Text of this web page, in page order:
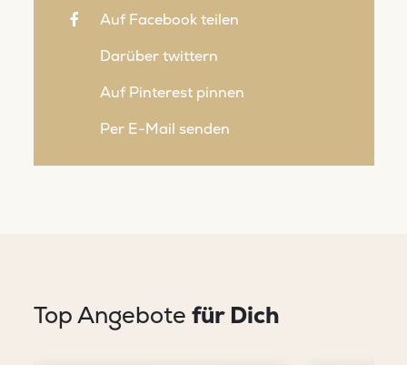
Auf Facebook teilen
Darüber twittern
Auf Pinterest pinnen
Per E-Mail senden
Top Angebote für Dich